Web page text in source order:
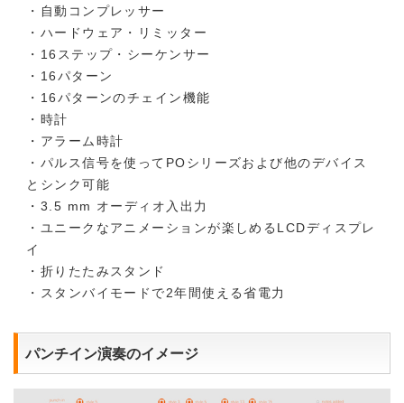
・自動コンプレッサー
・ハードウェア・リミッター
・16ステップ・シーケンサー
・16パターン
・16パターンのチェイン機能
・時計
・アラーム時計
・パルス信号を使ってPOシリーズおよび他のデバイス
とシンク可能
・3.5 mm オーディオ入出力
・ユニークなアニメーションが楽しめるLCDディスプレ
イ
・折りたたみスタンド
・スタンバイモードで2年間使える省電力
パンチイン演奏のイメージ